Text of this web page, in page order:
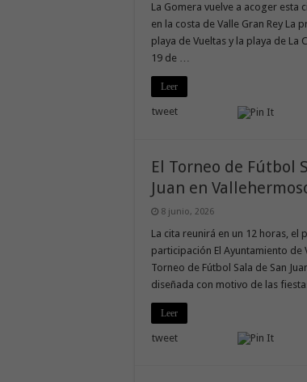
La Gomera vuelve a acoger esta
en la costa de Valle Gran Rey La
playa de Vueltas y la playa de
19 de …
Leer
tweet
El Torneo de Fútbol
Juan en
8 junio, 2026
La cita reunirá en un 12 horas,
participación El Ayuntamiento
Torneo de Fútbol Sala de San
diseñada con motivo de las
Leer
tweet